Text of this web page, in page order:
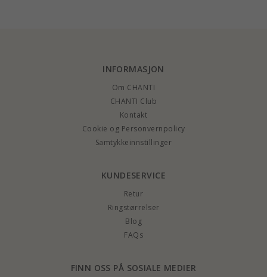
INFORMASJON
Om CHANTI
CHANTI Club
Kontakt
Cookie og Personvernpolicy
Samtykkeinnstillinger
KUNDESERVICE
Retur
Ringstørrelser
Blog
FAQs
FINN OSS PÅ SOSIALE MEDIER